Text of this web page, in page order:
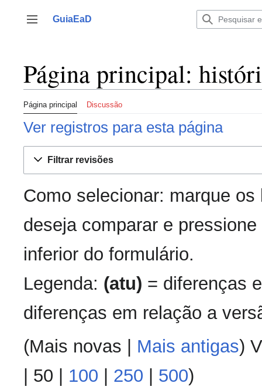
para
Alternar barra lateral
GuiaEaD
Página principal:
Página principal Discussão
Ver registros para esta página
Filtrar revisões
Como selecionar: marque
deseja comparar e
inferior do formulário.
Legenda: (atu) = diferenças
diferenças em relação a
(Mais novas Mais antigas)
50 100 250 500)